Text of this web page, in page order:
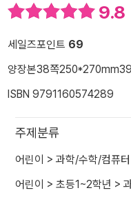
9.8
세일즈포인트 69
양장본38쪽250*270mm
ISBN 9791160574289
주제분류
어린이 > 과학/수학/컴퓨터
어린이 > 초등1~2학년 >